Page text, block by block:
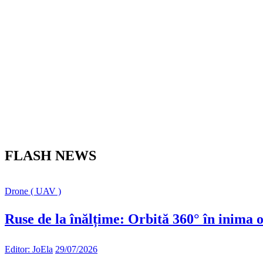
FLASH NEWS
Drone ( UAV )
Ruse de la înălțime: Orbită 360° în inima
Editor: JoEla 29/07/2026